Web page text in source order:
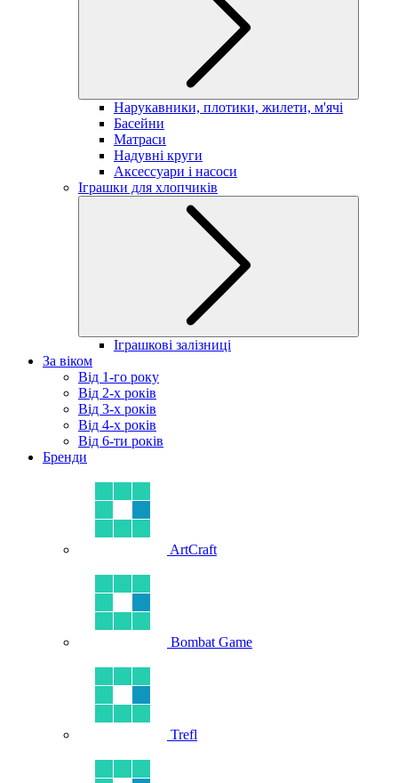
Нарукавники, плотики, жилети, м'ячі
Басейни
Матраси
Надувні круги
Аксессуари і насоси
Іграшки для хлопчиків
Іграшкові залізниці
За віком
Від 1-го року
Від 2-х років
Від 3-х років
Від 4-х років
Від 6-ти років
Бренди
ArtCraft
Bombat Game
Trefl